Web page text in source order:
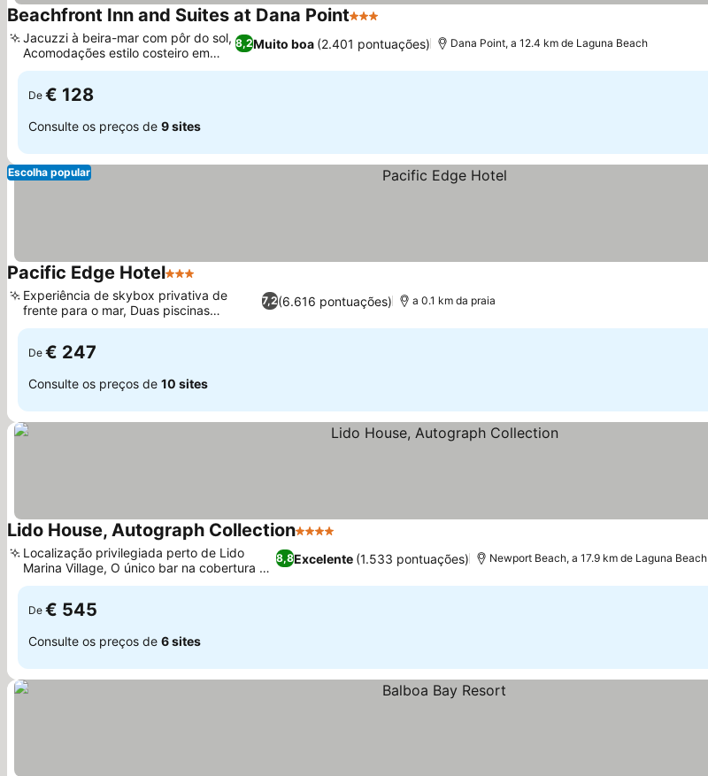
Beachfront Inn and Suites at Dana Point3 Estrelas
8,2Muito boa (2.401 pontuações)
Jacuzzi à beira-mar com pôr do sol,
Acomodações estilo costeiro em
suítes
Dana Point, a 12.4 km de Laguna Beach
De € 128
Consulte os preços de 9 sites
Escolha popular
Pacific Edge Hotel3 Estrelas
7,2(6.616 pontuações)
Experiência de skybox privativa de
frente para o mar, Duas piscinas
externas
a 0.1 km da praia
De € 247
Consulte os preços de 10 sites
Lido House, Autograph Collection4 Estrelas
8,8Excelente (1.533 pontuações)
Localização privilegiada perto de Lido
Marina Village, O único bar na cobertura de
Newport Beach
Newport Beach, a 17.9 km de Laguna Beach
De € 545
Consulte os preços de 6 sites